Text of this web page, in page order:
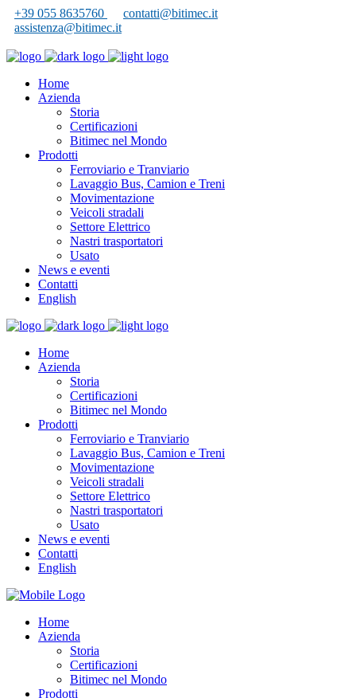
+39 055 8635760
contatti@bitimec.it
assistenza@bitimec.it
Home
Azienda
Storia
Certificazioni
Bitimec nel Mondo
Prodotti
Ferroviario e Tranviario
Lavaggio Bus, Camion e Treni
Movimentazione
Veicoli stradali
Settore Elettrico
Nastri trasportatori
Usato
News e eventi
Contatti
English
Home
Azienda
Storia
Certificazioni
Bitimec nel Mondo
Prodotti
Ferroviario e Tranviario
Lavaggio Bus, Camion e Treni
Movimentazione
Veicoli stradali
Settore Elettrico
Nastri trasportatori
Usato
News e eventi
Contatti
English
Home
Azienda
Storia
Certificazioni
Bitimec nel Mondo
Prodotti